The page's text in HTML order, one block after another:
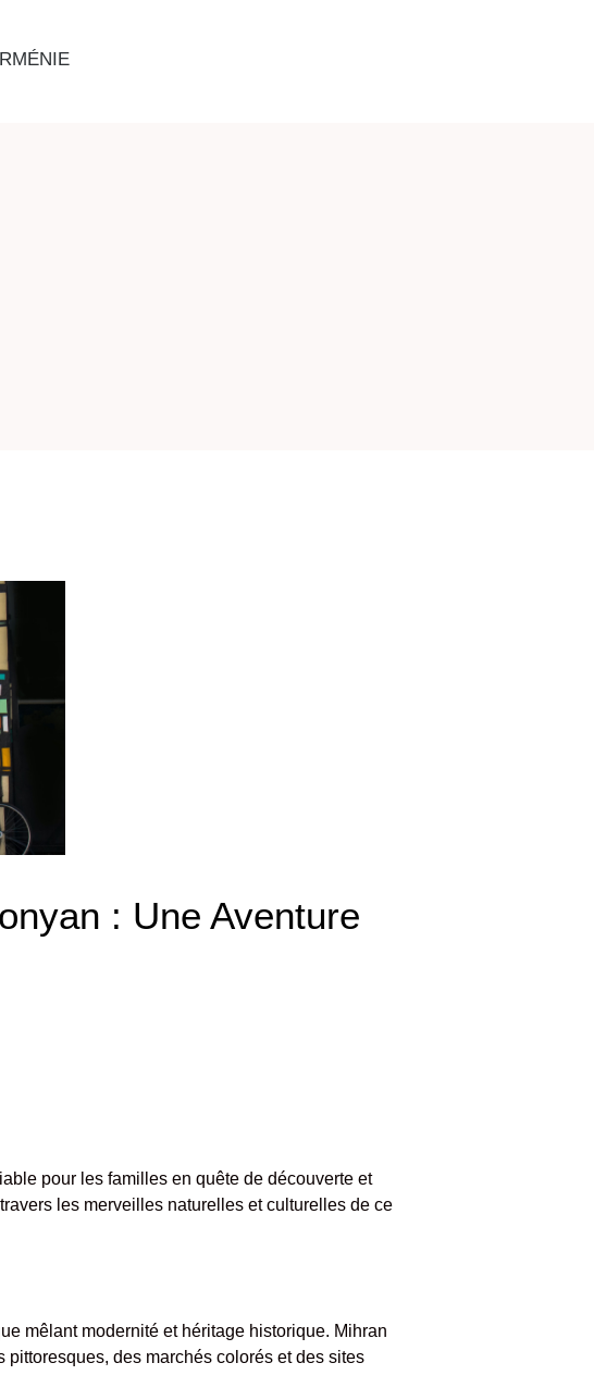
: Une Aventure
pour les familles en quête de découverte et
les merveilles naturelles et culturelles de ce
mêlant modernité et héritage historique. Mihran
des marchés colorés et des sites